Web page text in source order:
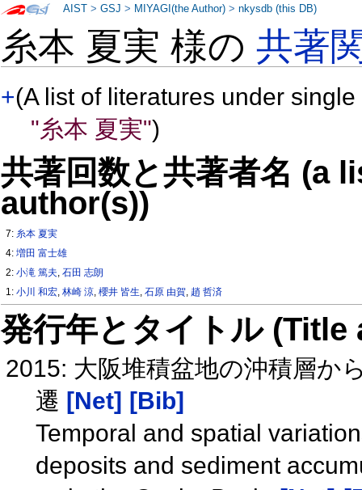
糸本 夏実 様の共著
+(A list of literatures under
"糸本 夏実")
共著回数と共著者名 (a
author(s))
7: 糸本 夏実
4:増田 富士雄
2:小滝 篤夫,石田 志朗
1:小川 和宏,林崎 涼,櫻井 皆生,石原 由賀, 趙 哲済
発行年とタイトル
2015: 大阪堆積盆地の沖積層か
遷 [Net] [Bib]
Temporal and spatial
deposits and sediment
AIST >GSJ > MIYAGI(the Author) >nkysdb (this DB)